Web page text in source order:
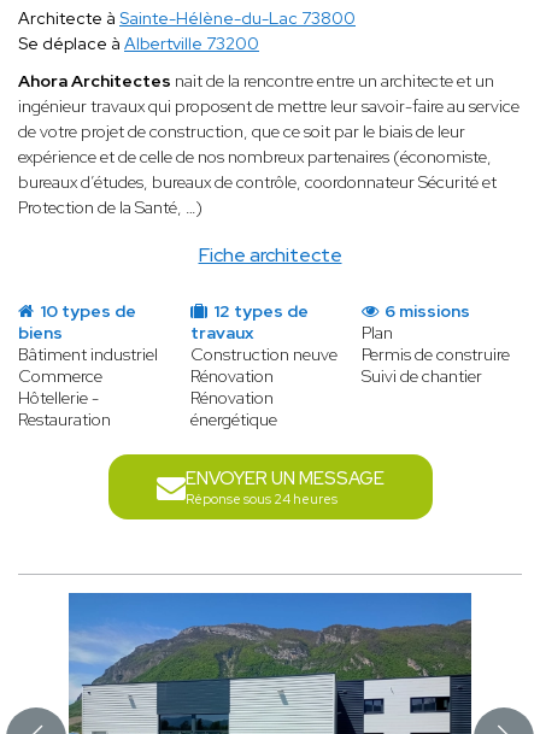
Fiche architecte
Architecte à Sainte-Hélène-du-Lac 73800
Se déplace à Albertville 73200
Ahora Architectes nait de la rencontre entre un architecte et un
ingénieur travaux qui proposent de mettre leur savoir-faire au service
de votre projet de construction, que ce soit par le biais de leur
expérience et de celle de nos nombreux partenaires (économiste,
bureaux d’études, bureaux de contrôle, coordonnateur Sécurité et
Protection de la Santé, …)
10 types de
biens
Bâtiment industriel
Commerce
Hôtellerie -
Restauration
12 types de
travaux
Construction neuve
Rénovation
Rénovation
énergétique
6 missions
Plan
Permis de construire
Suivi de chantier
ENVOYER UN MESSAGE
Réponse sous 24 heures